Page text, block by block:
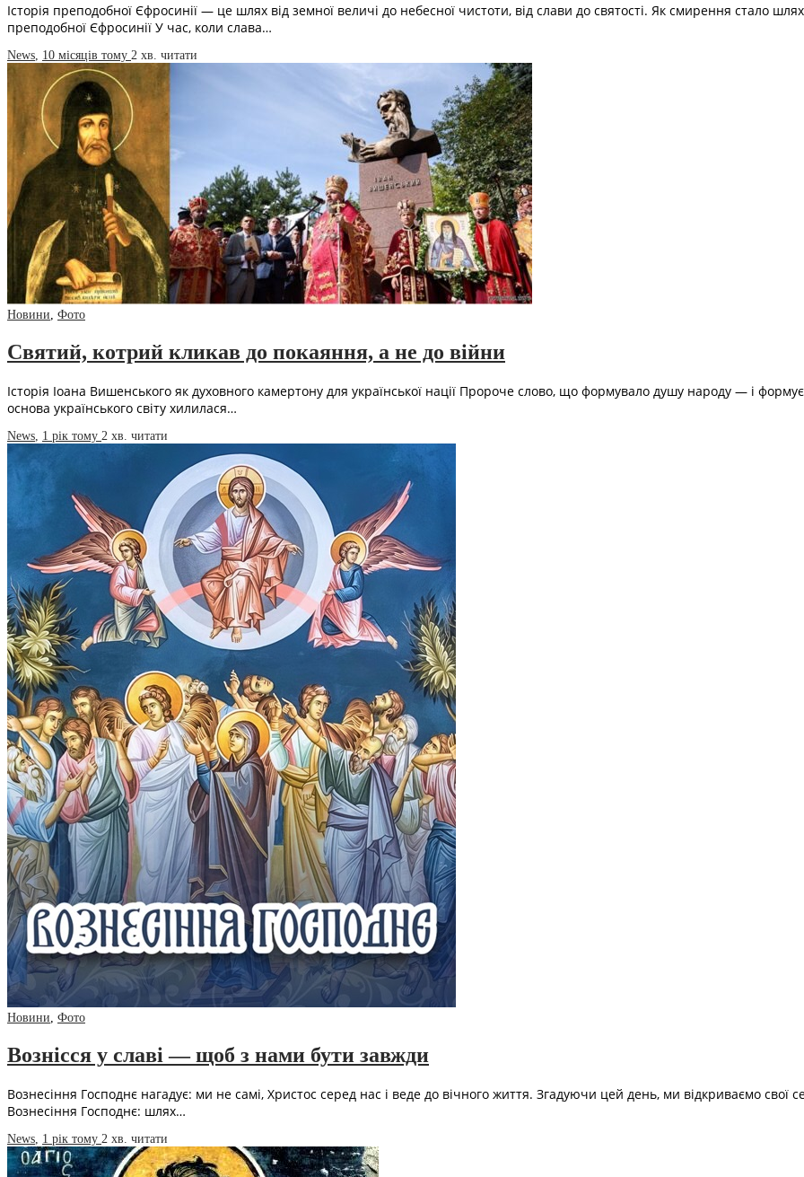
Історія преподобної Єфросинії — це шлях від земної величі до небесної чистоти, від слави до святості. Як смирення стало
преподобної Єфросинії У час, коли слава…
News 10 місяців тому 2 хв. читати
Новини Фото
Святий, котрий кликав до покаяння, а не до війни
Історія Іоана Вишенського як духовного камертону для української нації Пророче слово, що формувало душу народу — і
основа українського світу хилилася…
News 1 рік тому 2 хв. читати
Новини Фото
Вознісся у славі — щоб з нами бути завжди
Вознесіння Господнє нагадує: ми не самі, Христос серед нас і веде до вічного життя. Згадуючи цей день, ми відкриваємо свої
Вознесіння Господнє: шлях…
News 1 рік тому 2 хв. читати